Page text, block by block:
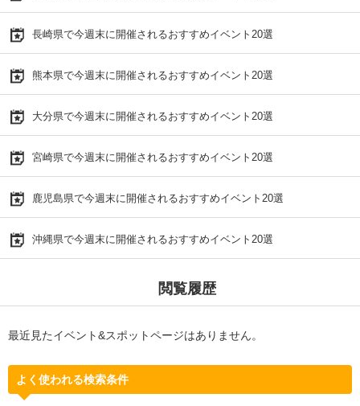
長崎県で今週末に開催されるおすすめイベント20選
熊本県で今週末に開催されるおすすめイベント20選
大分県で今週末に開催されるおすすめイベント20選
宮崎県で今週末に開催されるおすすめイベント20選
鹿児島県で今週末に開催されるおすすめイベント20選
沖縄県で今週末に開催されるおすすめイベント20選
閲覧履歴
最近見たイベント&スポットページはありません。
よく使われる検索条件